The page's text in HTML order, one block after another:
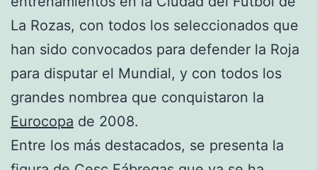
La Rozas, con todos los seleccionados que
han sido convocados para defender la Roja
para disputar el Mundial, y con todos los
grandes nombrea que conquistaron la
Eurocopa de 2008.
Entre los más destacados, se presenta la